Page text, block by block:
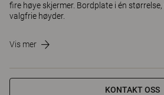
fire høye skjermer. Bordplate i én
valgfrie høyder.
Vis mer
KONTAKT OSS